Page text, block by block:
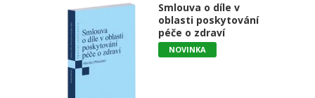
Smlouva o díle v
oblasti poskytování
péče o zdraví
NOVINKA